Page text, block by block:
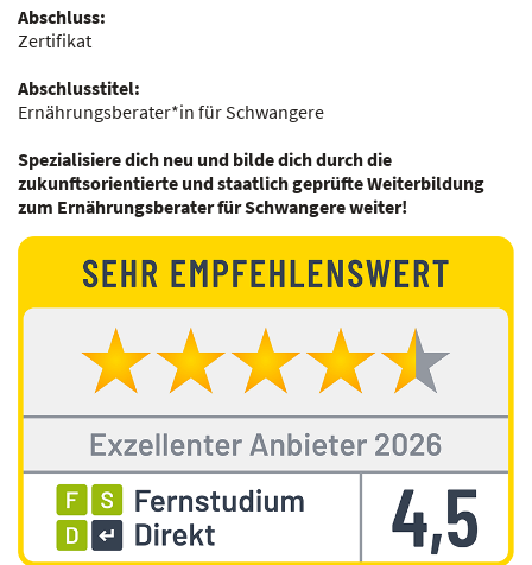
Abschluss:
Zertifikat
Abschlusstitel:
Ernährungsberater*in für Schwangere
Spezialisiere dich neu und bilde dich durch die
zukunftsorientierte und staatlich geprüfte Weiterbildung
zum Ernährungsberater für Schwangere weiter!